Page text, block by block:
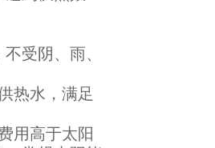
受阴、雨、
热水，满足
用高于太阳